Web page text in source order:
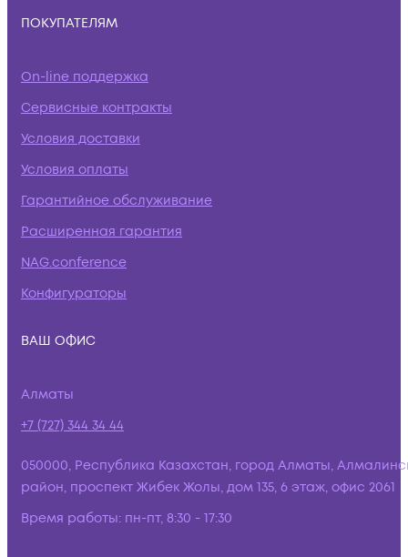
ПОКУПАТЕЛЯМ
On-line поддержка
Сервисные контракты
Условия доставки
Условия оплаты
Гарантийное обслуживание
Расширенная гарантия
NAG.conference
Конфигураторы
ВАШ ОФИС
Алматы
+7 (727) 344 34 44
050000, Республика Казахстан, город Алматы,
район, проспект Жибек Жолы, дом 135, 6 этаж, офис 2061
Время работы: пн-пт, 8:30 - 17:30